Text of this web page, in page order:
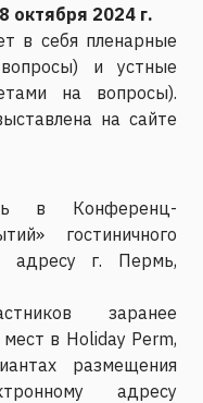
октября 2024 г.
в себя пленарные
и устные
на вопросы).
на сайте
в Конференц-
гостиничного
адресу г. Пермь,
заранее
в Holiday Perm,
размещения
адресу